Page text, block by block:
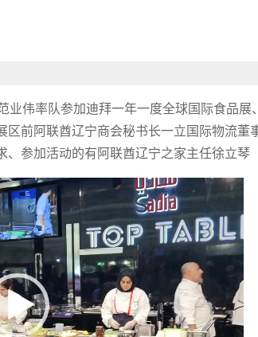
伟率队参加迪拜一年一度全球国际食品
前阿联酋辽宁商会秘书长一立国际物流
参加活动的有阿联酋辽宁之家主任徐立琴